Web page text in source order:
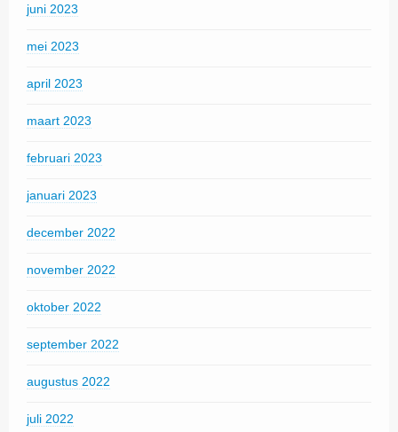
juni 2023
mei 2023
april 2023
maart 2023
februari 2023
januari 2023
december 2022
november 2022
oktober 2022
september 2022
augustus 2022
juli 2022